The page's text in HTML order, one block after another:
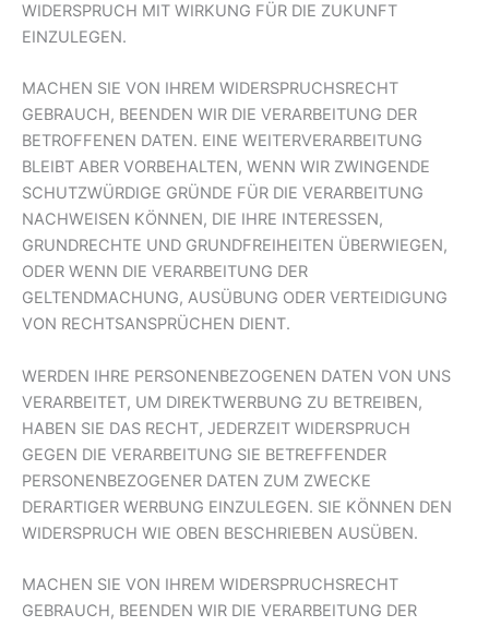
WIDERSPRUCH MIT WIRKUNG FÜR DIE ZUKUNFT
EINZULEGEN.
MACHEN SIE VON IHREM WIDERSPRUCHSRECHT
GEBRAUCH, BEENDEN WIR DIE VERARBEITUNG DER
BETROFFENEN DATEN. EINE WEITERVERARBEITUNG
BLEIBT ABER VORBEHALTEN, WENN WIR ZWINGENDE
SCHUTZWÜRDIGE GRÜNDE FÜR DIE VERARBEITUNG
NACHWEISEN KÖNNEN, DIE IHRE INTERESSEN,
GRUNDRECHTE UND GRUNDFREIHEITEN ÜBERWIEGEN,
ODER WENN DIE VERARBEITUNG DER
GELTENDMACHUNG, AUSÜBUNG ODER VERTEIDIGUNG
VON RECHTSANSPRÜCHEN DIENT.
WERDEN IHRE PERSONENBEZOGENEN DATEN VON UNS
VERARBEITET, UM DIREKTWERBUNG ZU BETREIBEN,
HABEN SIE DAS RECHT, JEDERZEIT WIDERSPRUCH
GEGEN DIE VERARBEITUNG SIE BETREFFENDER
PERSONENBEZOGENER DATEN ZUM ZWECKE
DERARTIGER WERBUNG EINZULEGEN. SIE KÖNNEN DEN
WIDERSPRUCH WIE OBEN BESCHRIEBEN AUSÜBEN.
MACHEN SIE VON IHREM WIDERSPRUCHSRECHT
GEBRAUCH, BEENDEN WIR DIE VERARBEITUNG DER